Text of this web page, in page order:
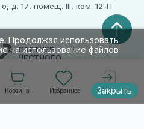
Корзина Избранное Войти
Продолжая использовать
на использование файлов
Закрыть
д. 17, помещ. III, ком. 12-П
ПАРТНЕР
ЧЕСТНОГО